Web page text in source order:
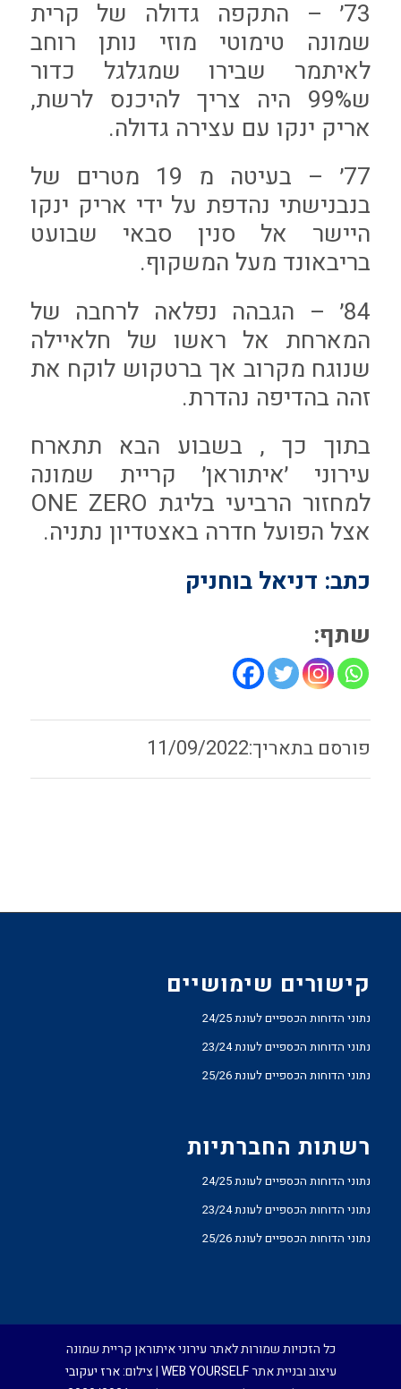
73׳ – התקפה גדולה של קרית
שמונה טימוטי מוזי נותן רוחב
לאיתמר שבירו שמגלגל כדור
ש99% היה צריך להיכנס לרשת,
אריק ינקו עם עצירה גדולה.
77׳ – בעיטה מ 19 מטרים של
בנבנישתי נהדפת על ידי אריק ינקו
היישר אל סנין סבאי שבועט
בריבאונד מעל המשקוף.
84׳ – הגבהה נפלאה לרחבה של
המארחת אל ראשו של חלאיילה
שנוגח מקרוב אך ברטקוש לוקח את
זהה בהדיפה נהדרת.
בתוך כך , בשבוע הבא תתארח
עירוני ׳איתוראן׳ קריית שמונה
למחזור הרביעי בליגת ONE ZERO
אצל הפועל חדרה באצטדיון נתניה.
כתב: דניאל בוחניק
שתף:
11/09/2022
קישורים שימושיים
נתוני הדוחות הכספיים לעונת 24/25
נתוני הדוחות הכספיים לעונת 23/24
נתוני הדוחות הכספיים לעונת 25/26
רשתות החברתיות
נתוני הדוחות הכספיים לעונת 24/25
נתוני הדוחות הכספיים לעונת 23/24
נתוני הדוחות הכספיים לעונת 25/26
כל הזכויות שמורות לאתר עירוני איתוראן קריית שמונה
עיצוב ובניית אתרWEB YOURSELF| צילום:ארז יעקובי